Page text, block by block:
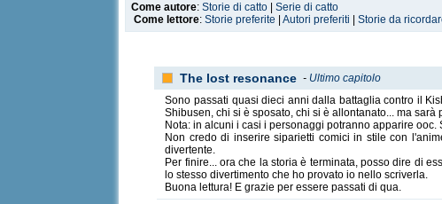
Come autore:Storie di catto |Serie di catto
Come lettore:Storie preferite |Autori preferiti |Storie da
The lost resonance - Ultimo capitolo
Sono passati quasi dieci anni dalla battaglia contro il
Shibusen, chi si è sposato, chi si è allontanato... ma
Nota: in alcuni i casi i personaggi potranno apparire
Non credo di inserire siparietti comici in stile con
divertente.
Per finire... ora che la storia è terminata, posso dire di
lo stesso divertimento che ho provato io nello scriverla.
Buona lettura! E grazie per essere passati di qua.